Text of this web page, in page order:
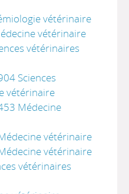
vétérinaire
vétérinaire
vétérinaires
Sciences
vétérinaire
Médecine
vétérinaire
vétérinaire
vétérinaires